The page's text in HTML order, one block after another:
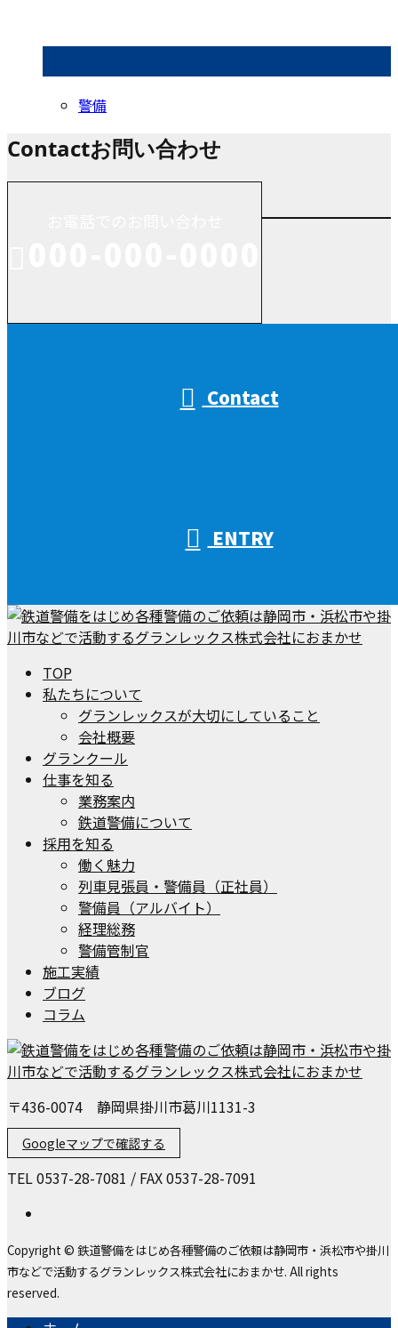
警備
Contactお問い合わせ
Contact
ENTRY
TOP
私たちについて
グランレックスが大切にしていること
会社概要
グランクール
仕事を知る
業務案内
鉄道警備について
採用を知る
働く魅力
列車見張員・警備員（正社員）
警備員（アルバイト）
経理総務
警備管制官
施工実績
ブログ
コラム
〒436-0074 静岡県掛川市葛川1131-3
Googleマップで確認する
TEL 0537-28-7081 / FAX 0537-28-7091
Copyright © 鉄道警備をはじめ各種警備のご依頼は静岡市・浜松市や掛川
市などで活動するグランレックス株式会社におまかせ. All rights
reserved.